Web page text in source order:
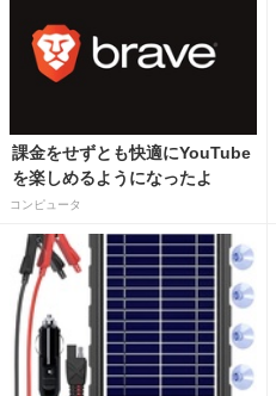
課金をせずとも快適にYouTube
を楽しめるようになったよ
コンピュータ